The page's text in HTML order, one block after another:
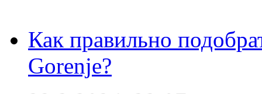
Как правильно
Gorenje?